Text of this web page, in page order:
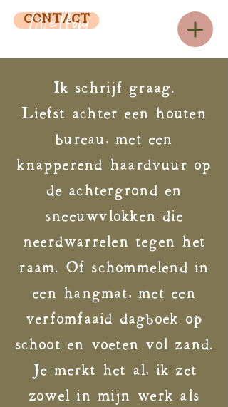
CONTACT
Welkom op mijn Blog
Ik schrijf graag.
Liefst achter een houten
bureau, met een
knapperend haardvuur op
de achtergrond en
sneeuwvlokken die
neerdwarrelen tegen het
raam. Of schommelend in
een hangmat, met een
verfomfaaid dagboek op
schoot en voeten vol zand.
Je merkt het al, ik zet
zowel in mijn werk als